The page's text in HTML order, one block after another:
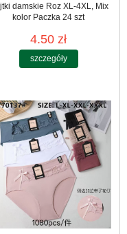
damskie Roz XL-4XL, Mix
kolor Paczka 24 szt
4.50 zł
szczegóły